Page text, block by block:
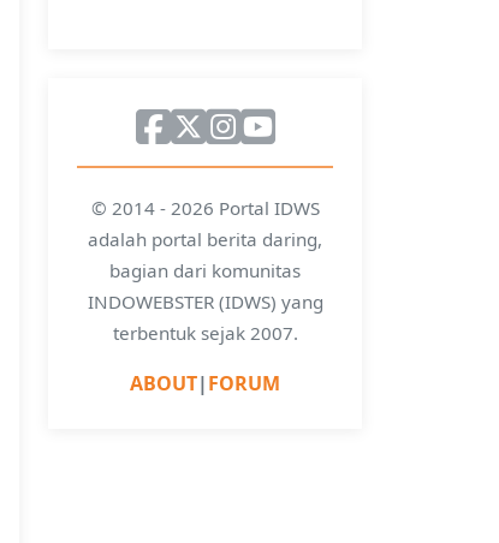
© 2014 - 2026 Portal IDWS
adalah portal berita daring,
bagian dari komunitas
INDOWEBSTER (IDWS) yang
terbentuk sejak 2007.
ABOUT|FORUM